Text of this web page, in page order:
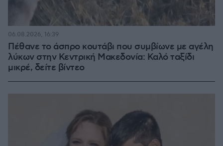
Πέθανε το άσπρο κουτάβι που συμβίωνε με αγέλη
λύκων στην Κεντρική Μακεδονία: Καλό ταξίδι
μικρέ, δείτε βίντεο
06.08.2026, 16:39